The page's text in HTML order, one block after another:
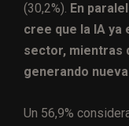
(30,2%). En
cree que la IA ya
sector, mientras
generando
Un 56,9%